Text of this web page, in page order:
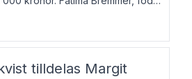
författare. Hon utkom i fjol med
blodsyst
tilldelas Margit